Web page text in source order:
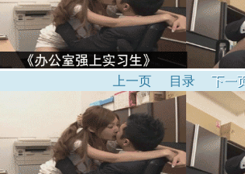
上一页 目录 下一